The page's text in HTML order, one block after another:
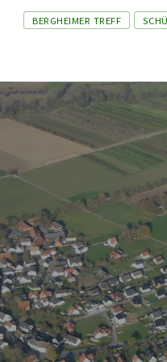
Tags
BERGHEIMER TREFF